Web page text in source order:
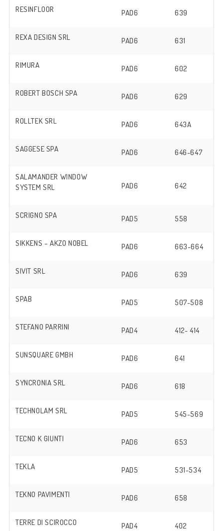
RESINFLOOR PAD6 639
REXA DESIGN SRL PAD6 631
RIMURA PAD6 602
ROBERT BOSCH SPA PAD6 629
ROLLTEK SRL PAD6 643A
SAGGESE SPA PAD6 646-647
SALAMANDER WINDOW
SYSTEM SRL
PAD6 642
SCRIGNO SPA PAD5 558
SIKKENS – AKZO NOBEL PAD6 663-664
SIVIT SRL PAD6 639
SPAB PAD5 507-508
STEFANO PARRINI PAD4 412- 414
SUNSQUARE GMBH PAD6 641
SYNCRONIA SRL PAD6 618
TECHNOLAM SRL PAD5 545-569
TECNO K GIUNTI PAD6 653
TEKLA PAD5 531-534
TEKNO PAVIMENTI PAD6 658
TERRE DI SCIROCCO PAD4 402